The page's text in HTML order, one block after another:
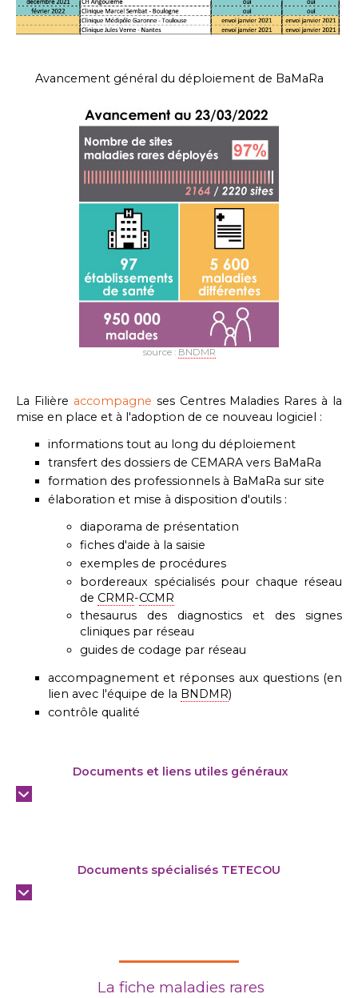
Avancement général du déploiement de BaMaRa
source : BNDMR
La Filière accompagne ses Centres Maladies Rares à la
mise en place et à l'adoption de ce nouveau logiciel :
informations tout au long du déploiement
transfert des dossiers de CEMARA vers BaMaRa
formation des professionnels à BaMaRa sur site
élaboration et mise à disposition d'outils :
diaporama de présentation
fiches d'aide à la saisie
exemples de procédures
bordereaux spécialisés pour chaque réseau
de CRMR-CCMR
thesaurus des diagnostics et des signes
cliniques par réseau
guides de codage par réseau
accompagnement et réponses aux questions (en
lien avec l'équipe de la BNDMR)
contrôle qualité
Documents et liens utiles généraux
Documents spécialisés TETECOU
La fiche maladies rares